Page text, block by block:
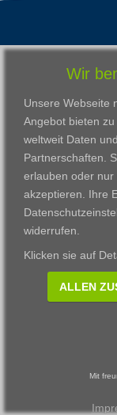
VWAK
Karriere
Kontakt
Download
Impressum
© 2002 - 2026
Wir
Unsere Webseite
Angebot bieten
weltweit Daten
Partnerschaften.
erlauben oder
akzeptieren. Ihre
widerrufen.
Klicken sie auf
ALLEN
Mit